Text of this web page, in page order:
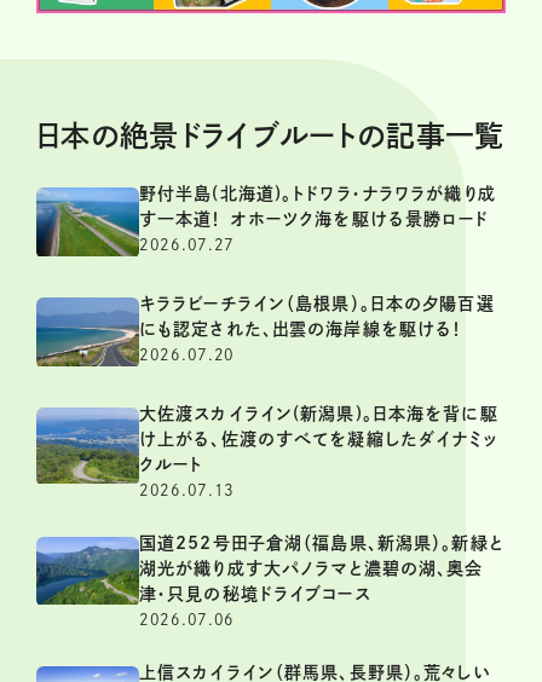
日本の絶景ドライブルートの記事一覧
野付半島(北海道)。トドワラ・ナラワラが織り成
す一本道！ オホーツク海を駆ける景勝ロード
2026.07.27
キララビーチライン（島根県）。日本の夕陽百選
にも認定された、出雲の海岸線を駆ける！
2026.07.20
大佐渡スカイライン(新潟県)。日本海を背に駆
け上がる、佐渡のすべてを凝縮したダイナミッ
クルート
2026.07.13
国道252号田子倉湖（福島県、新潟県）。新緑と
湖光が織り成す大パノラマと濃碧の湖、奥会
津・只見の秘境ドライブコース
2026.07.06
上信スカイライン（群馬県、長野県）。荒々しい